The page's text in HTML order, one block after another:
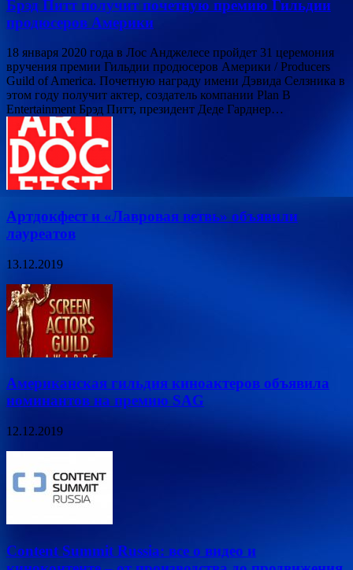
Брэд Питт получит почетную премию Гильдии
продюсеров Америки
18 января 2020 года в Лос Анджелесе пройдет 31 церемония
вручения премии Гильдии продюсеров Америки / Producers
Guild of America. Почетную награду имени Дэвида Селзника в
этом году получит актер, создатель компании Plan B
Entertainment Брэд Питт, президент Деде Гарднер…
Артдокфест и «Лавровая ветвь» объявили
лауреатов
13.12.2019
Американская гильдия киноактеров объявила
номинантов на премию SAG
12.12.2019
Content Summit Russia: все о видео и